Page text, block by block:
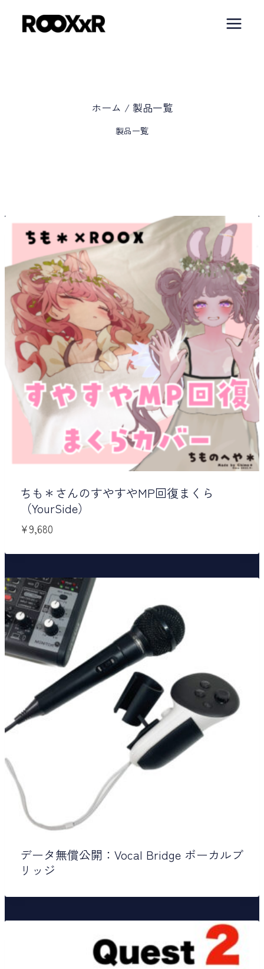
ホーム / 製品一覧
製品一覧
ちも＊さんのすやすやMP回復まくら
（YourSide）
¥9,680
データ無償公開：Vocal Bridge ボーカルブ
リッジ